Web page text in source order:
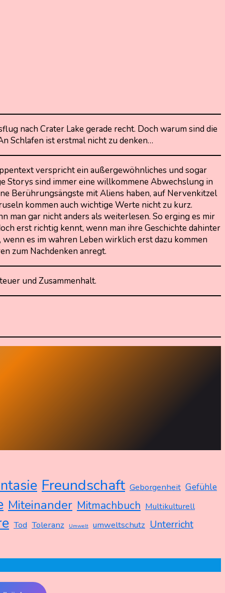
nach Crater Lake gerade recht. Doch warum sind die
Schlafen ist erstmal nicht zu denken…
verspricht ein außergewöhnliches und sogar
Storys sind immer eine willkommene Abwechslung in
Berührungsängste mit Aliens haben, auf Nervenkitzel
kommen auch wichtige Werte nicht zu kurz.
man gar nicht anders als weiterlesen. So erging es mir
erst richtig kennt, wenn man ihre Geschichte dahinter
es im wahren Leben wirklich erst dazu kommen
zum Nachdenken anregt.
und Zusammenhalt.
Freundschaft Geborgenheit Gefühle
Miteinander Mitmachbuch Multikulturell
Tod Toleranz Umwelt umweltschutz Unterricht